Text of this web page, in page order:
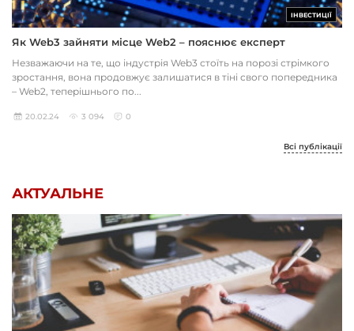
ІНВЕСТИЦІЇ
Як Web3 зайняти місце Web2 – пояснює експерт
Незважаючи на те, що індустрія Web3 стоїть на порозі стрімкого
зростання, вона продовжує залишатися в тіні свого попередника
– Web2, теперішнього по...
20.02.24 3 094 0
Всі публікації
АКТУАЛЬНЕ